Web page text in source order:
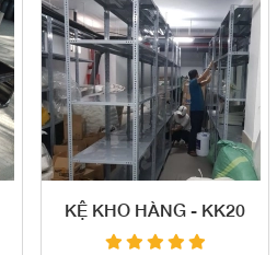
KỆ KHO HÀNG - KK20